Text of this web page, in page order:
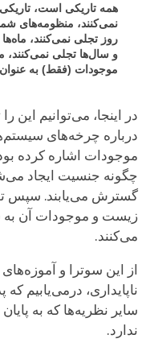
همه تاریکی است،
نمی‌کنند، منظومه‌های
روز تجلی نمی‌کنند،
و سال‌ها تجلی نمی‌کنند،
موجودات (فقط) به
در اینجا، می‌توانیم
درباره چرخه‌های
موجودات اشاره کرده
چگونه جنسیت ایجاد
گسترش می‌یابند. سپس
زیست و موجودات آن به
می‌کنند.
از این سوترا و
ناپایداری، درمی‌یابیم
سایر نظریه‌ها که به
ندارد.